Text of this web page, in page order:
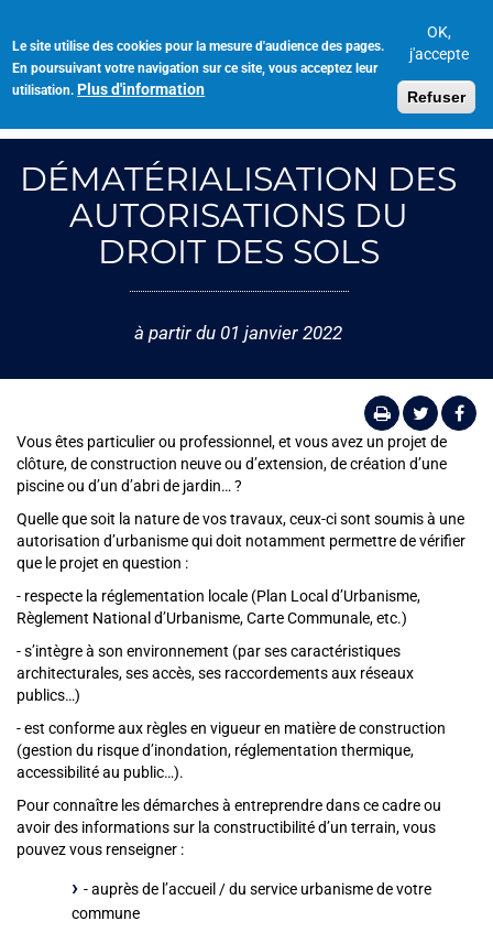
Le site utilise des cookies pour la mesure d'audience des pages.
En poursuivant votre navigation sur ce site, vous acceptez leur
utilisation. Plus d'information
OK,
j'accepte
Refuser
contenu
principal
DÉMATÉRIALISATION DES
AUTORISATIONS DU
DROIT DES SOLS
à partir du 01 janvier 2022
Vous êtes particulier ou professionnel, et vous avez un projet de
clôture, de construction neuve ou d’extension, de création d’une
piscine ou d’un d’abri de jardin… ?
Quelle que soit la nature de vos travaux, ceux-ci sont soumis à une
autorisation d’urbanisme qui doit notamment permettre de vérifier
que le projet en question :
- respecte la réglementation locale (Plan Local d’Urbanisme,
Règlement National d’Urbanisme, Carte Communale, etc.)
- s’intègre à son environnement (par ses caractéristiques
architecturales, ses accès, ses raccordements aux réseaux
publics…)
- est conforme aux règles en vigueur en matière de construction
(gestion du risque d’inondation, réglementation thermique,
accessibilité au public…).
Pour connaître les démarches à entreprendre dans ce cadre ou
avoir des informations sur la constructibilité d’un terrain, vous
pouvez vous renseigner :
- auprès de l’accueil / du service urbanisme de votre
commune